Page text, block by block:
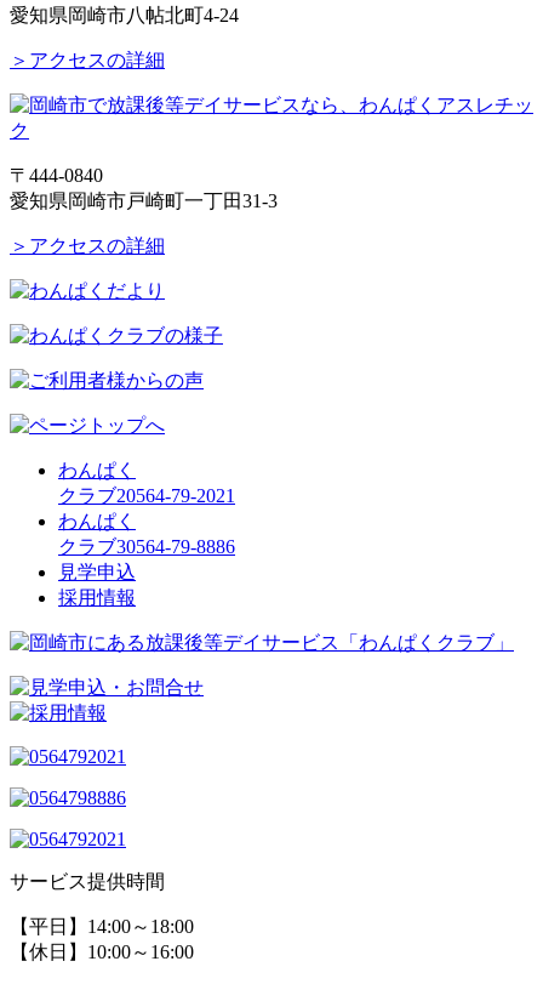
愛知県岡崎市八帖北町4-24
＞アクセスの詳細
〒444-0840
愛知県岡崎市戸崎町一丁田31-3
＞アクセスの詳細
わんぱく
クラブ20564-79-2021
わんぱく
クラブ30564-79-8886
見学申込
採用情報
サービス提供時間
【平日】14:00～18:00
【休日】10:00～16:00